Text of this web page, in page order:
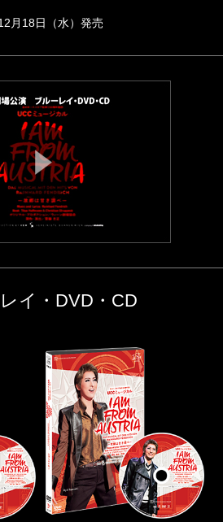
月18日（水）発売
イ・DVD・CD